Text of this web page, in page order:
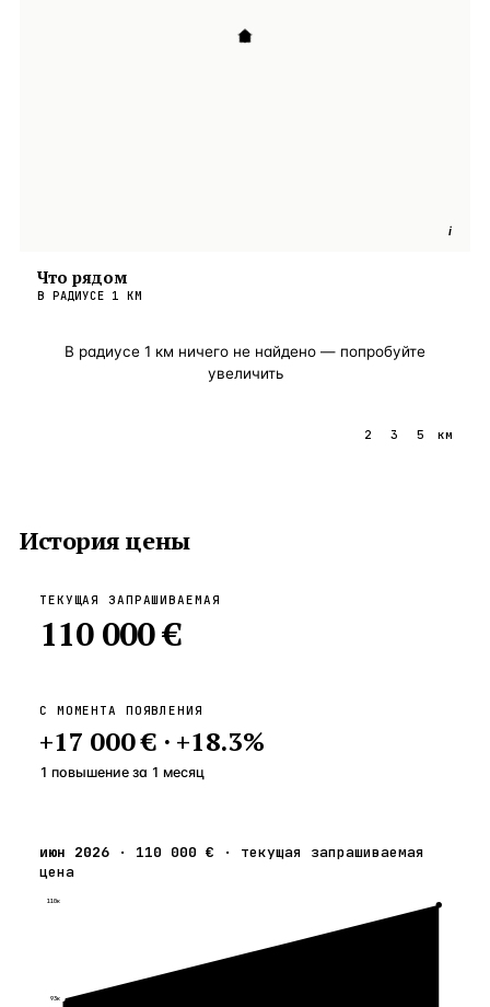
i
Что рядом
В РАДИУСЕ 1 КМ
В радиусе 1 км ничего не найдено — попробуйте
увеличить
2 3 5 км
История цены
ТЕКУЩАЯ ЗАПРАШИВАЕМАЯ
110 000 €
С МОМЕНТА ПОЯВЛЕНИЯ
+17 000 €· +18.3%
1 повышение за 1 месяц
июн 2026 · 110 000 € · текущая запрашиваемая
цена
110к
93к